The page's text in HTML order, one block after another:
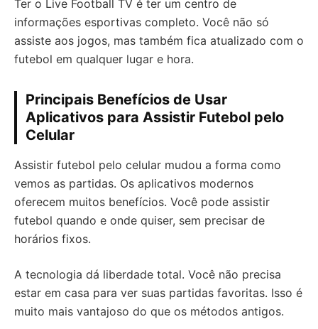
Ter o Live Football TV é ter um centro de
informações esportivas completo. Você não só
assiste aos jogos, mas também fica atualizado com o
futebol em qualquer lugar e hora.
Principais Benefícios de Usar
Aplicativos para Assistir Futebol pelo
Celular
Assistir futebol pelo celular mudou a forma como
vemos as partidas. Os aplicativos modernos
oferecem muitos benefícios. Você pode assistir
futebol quando e onde quiser, sem precisar de
horários fixos.
A tecnologia dá liberdade total. Você não precisa
estar em casa para ver suas partidas favoritas. Isso é
muito mais vantajoso do que os métodos antigos.